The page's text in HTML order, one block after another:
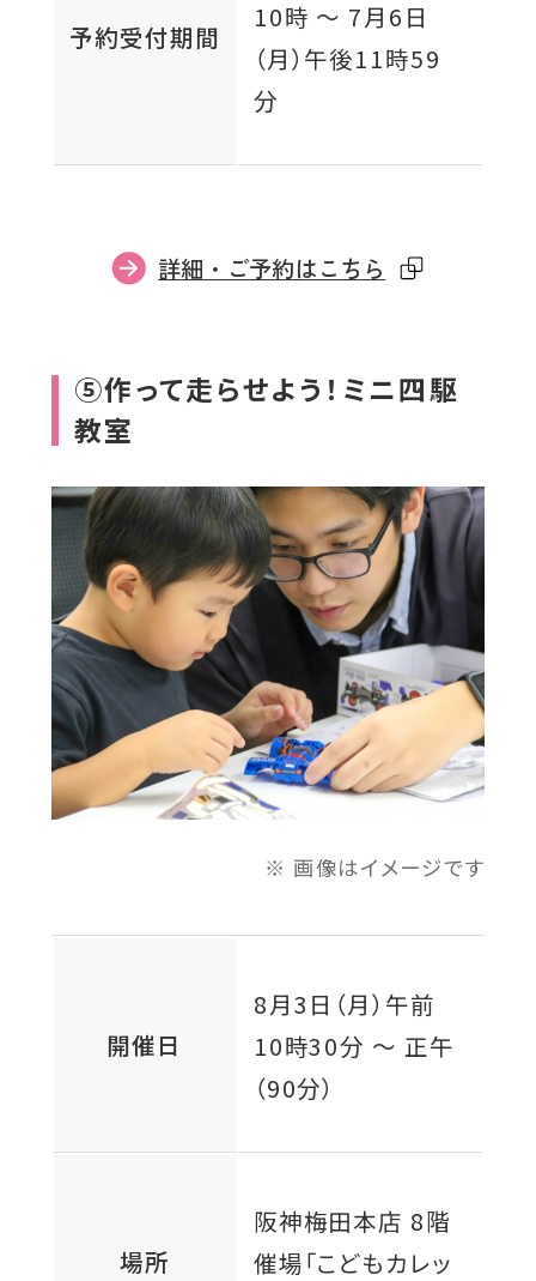
予約受付期間
10時 〜 7月6日
（月） 午後11時59
分
外
イ
ト
ウ
イ
ン
ド
ウ
で
開
ま
す
詳細・ご予約はこちら
⑤作って走らせよう！ミニ四駆
教室
画像はイメージです
開催日
8月3日（月） 午前
10時30分 ～ 正午
（90分）
場所
阪神梅田本店 8階
催場「こどもカレッ